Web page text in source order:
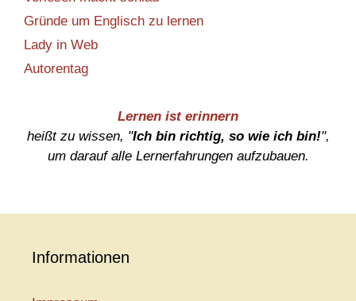
Gründe um Englisch zu lernen
Lady in Web
Autorentag
Lernen ist erinnern
heißt zu wissen, "Ich bin richtig, so wie ich bin!",
um darauf alle Lernerfahrungen aufzubauen.
Informationen